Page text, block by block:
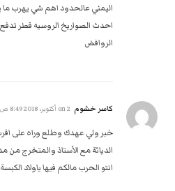
اليمني عالحدود اهم شي يهرب
احدث الصواريخ الروسيه قطر
الروافض
كاسر خشوم 2 أكتوبر، 2018 8:49 ص
خبر ولي عهدك وطلع وراه على
الدياثة مع الأستاذ والمتخرج من
انتو الحرب مالكم فيها ياولاد الكبسة